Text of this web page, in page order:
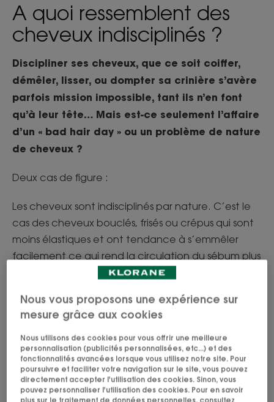
A quoi ressemblent des
cheveux indisciplinés ?
Discipliner ses cheveux, que ce soit coiffer,
démêler, lisser, ou dompter sa crinière s’avère
parfois mission impossible, tant ils n’en font
qu’à leur tête… Mais est-ce seulement l’affaire
d’un « bad hair day » ou un problème de nature
de cheveux ?
Deux cas de figure :
Les cheveux sont indisciplinés par nature. C’est le
cas des cheveux bouclés, frisés ou crépus qui sont
moins élastiques et ont tendance à s’emmêler
facilement ce qui rend la circulation du sébum plus
difficile et le coiffage plus délicat. Cette difficulté
cheveu sec. En effet, les tiges pilaires desséchées
ont une propension très forte à s’emmêler car les
écailles s’accrochent les unes aux autres. Des
nœuds apparaissent, il faut ensuite casser le
cheveu pour les faire disparaître. Pas terrible…
Nous vous proposons une expérience sur
mesure grâce aux cookies
Nous utilisons des cookies pour vous offrir une meilleure
personnalisation (publicités personnalisées, etc...) et des
fonctionnalités avancées lorsque vous utilisez notre site. Pour
poursuivre et faciliter votre navigation sur le site, vous pouvez
directement accepter l'utilisation des cookies. Sinon, vous
pouvez personnaliser l'utilisation des cookies. Pour en savoir